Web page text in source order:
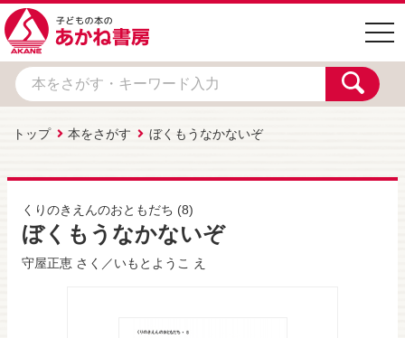
トップ 本をさがす ぼくもうなかないぞ
くりのきえんのおともだち (8)
ぼくもうなかないぞ
守屋正恵 さく／いもとようこ え